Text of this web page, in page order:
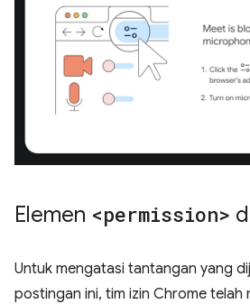
Elemen <permission>
Untuk mengatasi tantangan yang
postingan ini, tim izin Chrome telah